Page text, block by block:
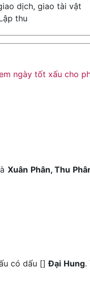
dịch, giao tài vật
thu
ngày tốt xấu cho
Xuân Phân, Thu
có dấu []Đại Hung.